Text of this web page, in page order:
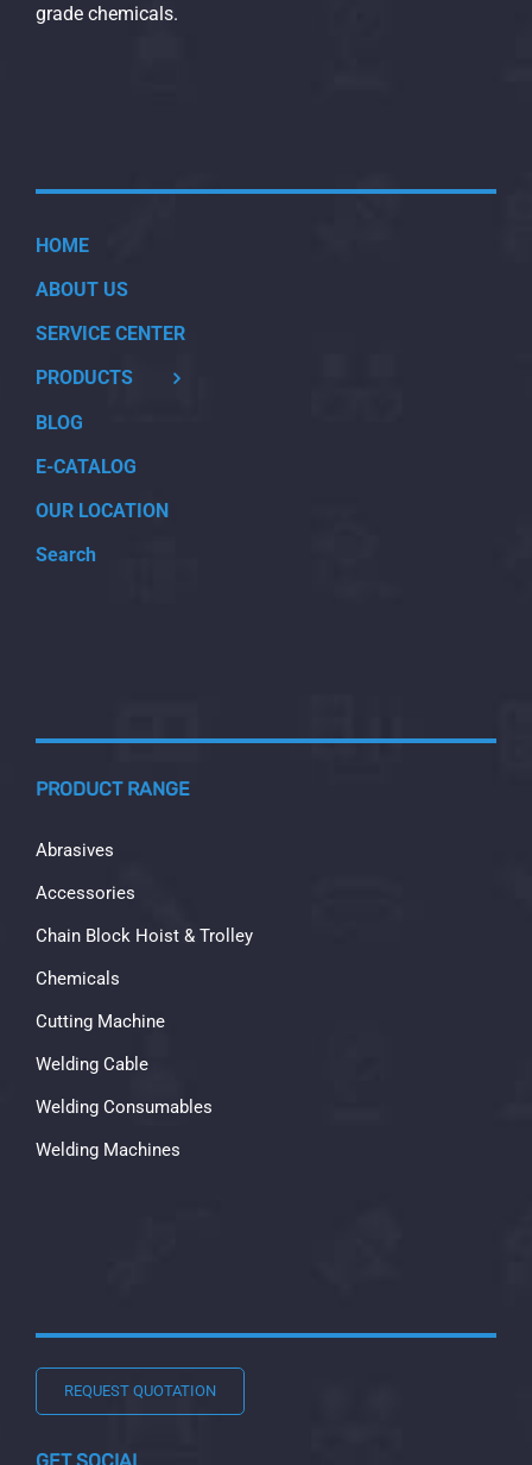
grade chemicals.
HOME
ABOUT US
SERVICE CENTER
PRODUCTS
BLOG
E-CATALOG
OUR LOCATION
Search
PRODUCT RANGE
Abrasives
Accessories
Chain Block Hoist & Trolley
Chemicals
Cutting Machine
Welding Cable
Welding Consumables
Welding Machines
REQUEST QUOTATION